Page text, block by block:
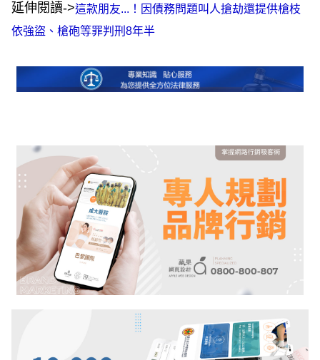
延伸閱讀->這款朋友...！因債務問題叫人搶劫還提供槍枝
依強盜、槍砲等罪判刑8年半